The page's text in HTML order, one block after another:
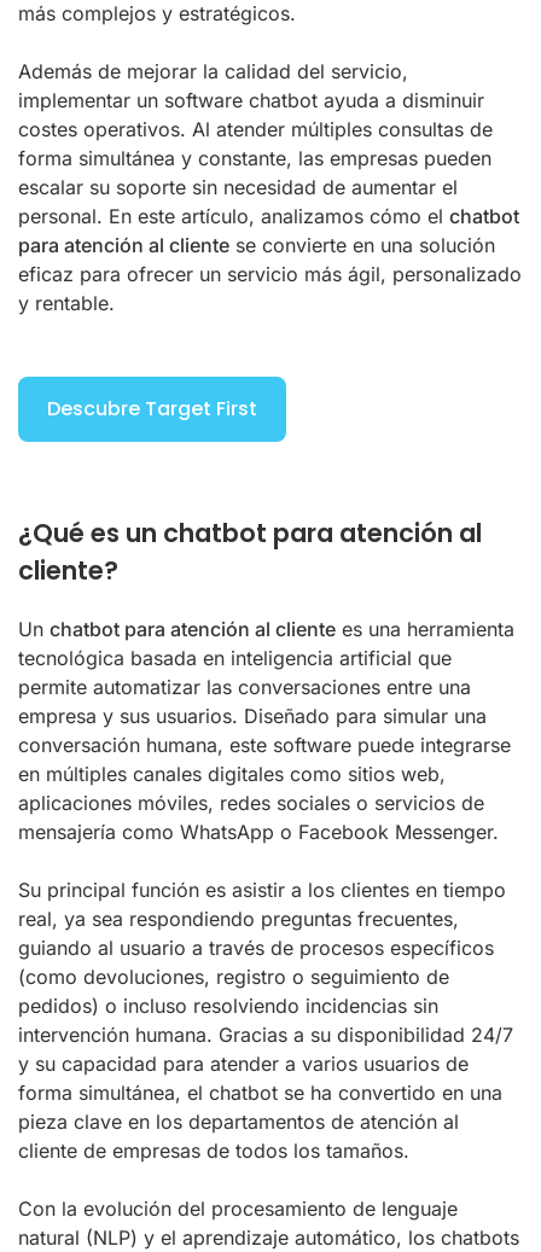
más complejos y estratégicos.
Además de mejorar la calidad del servicio,
implementar un software chatbot ayuda a disminuir
costes operativos. Al atender múltiples consultas de
forma simultánea y constante, las empresas pueden
escalar su soporte sin necesidad de aumentar el
personal. En este artículo, analizamos cómo el chatbot
para atención al cliente se convierte en una solución
eficaz para ofrecer un servicio más ágil, personalizado
y rentable.
Descubre Target First
¿Qué es un chatbot para atención al
cliente?
Un chatbot para atención al cliente es una herramienta
tecnológica basada en inteligencia artificial que
permite automatizar las conversaciones entre una
empresa y sus usuarios. Diseñado para simular una
conversación humana, este software puede integrarse
en múltiples canales digitales como sitios web,
aplicaciones móviles, redes sociales o servicios de
mensajería como WhatsApp o Facebook Messenger.
Su principal función es asistir a los clientes en tiempo
real, ya sea respondiendo preguntas frecuentes,
guiando al usuario a través de procesos específicos
(como devoluciones, registro o seguimiento de
pedidos) o incluso resolviendo incidencias sin
intervención humana. Gracias a su disponibilidad 24/7
y su capacidad para atender a varios usuarios de
forma simultánea, el chatbot se ha convertido en una
pieza clave en los departamentos de atención al
cliente de empresas de todos los tamaños.
Con la evolución del procesamiento de lenguaje
natural (NLP) y el aprendizaje automático, los chatbots